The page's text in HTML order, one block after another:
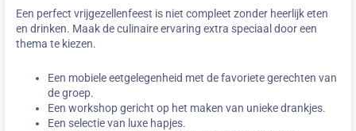
Een perfect vrijgezellenfeest is niet compleet zonder heerlijk eten
en drinken. Maak de culinaire ervaring extra speciaal door een
thema te kiezen.
Een mobiele eetgelegenheid met de favoriete gerechten van
de groep.
Een workshop gericht op het maken van unieke drankjes.
Een selectie van luxe hapjes.